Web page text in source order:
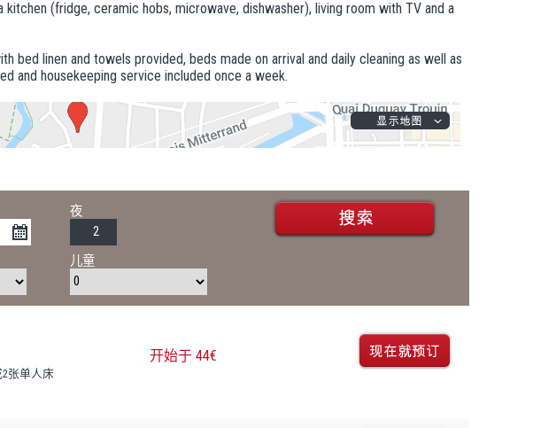
(fridge, ceramic hobs, microwave, dishwasher), living room with TV and a
bed linen and towels provided, beds made on arrival and daily cleaning as well as
and housekeeping service included once a week.
夜
儿童
张单人床
开始于 44€